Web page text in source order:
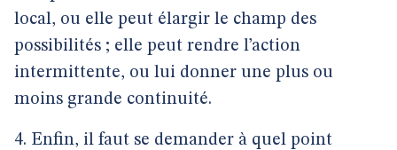
local, ou elle peut élargir le champ des
possibilités ; elle peut rendre l’action
intermittente, ou lui donner une plus ou
moins grande continuité.
4. Enfin, il faut se demander à quel point